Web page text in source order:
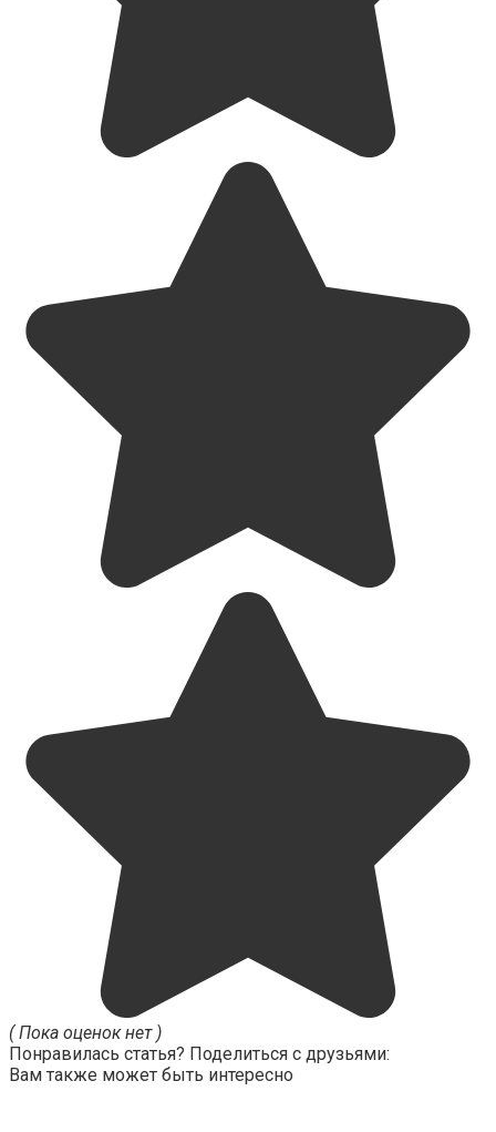
( Пока оценок нет )
Понравилась статья? Поделиться с друзьями:
Вам также может быть интересно